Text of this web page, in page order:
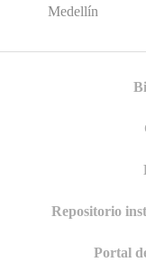
Medellín
Repositorio
Portal